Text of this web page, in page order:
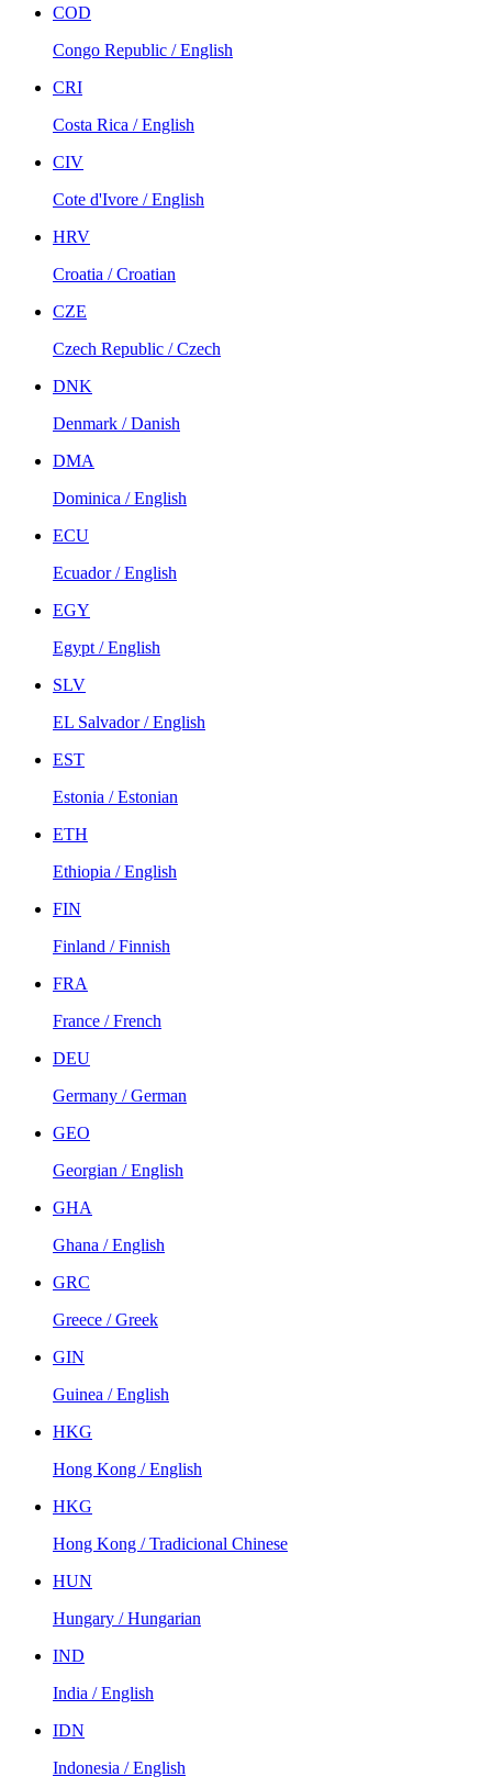
COD
Congo Republic / English
CRI
Costa Rica / English
CIV
Cote d'Ivore / English
HRV
Croatia / Croatian
CZE
Czech Republic / Czech
DNK
Denmark / Danish
DMA
Dominica / English
ECU
Ecuador / English
EGY
Egypt / English
SLV
EL Salvador / English
EST
Estonia / Estonian
ETH
Ethiopia / English
FIN
Finland / Finnish
FRA
France / French
DEU
Germany / German
GEO
Georgian / English
GHA
Ghana / English
GRC
Greece / Greek
GIN
Guinea / English
HKG
Hong Kong / English
HKG
Hong Kong / Tradicional Chinese
HUN
Hungary / Hungarian
IND
India / English
IDN
Indonesia / English